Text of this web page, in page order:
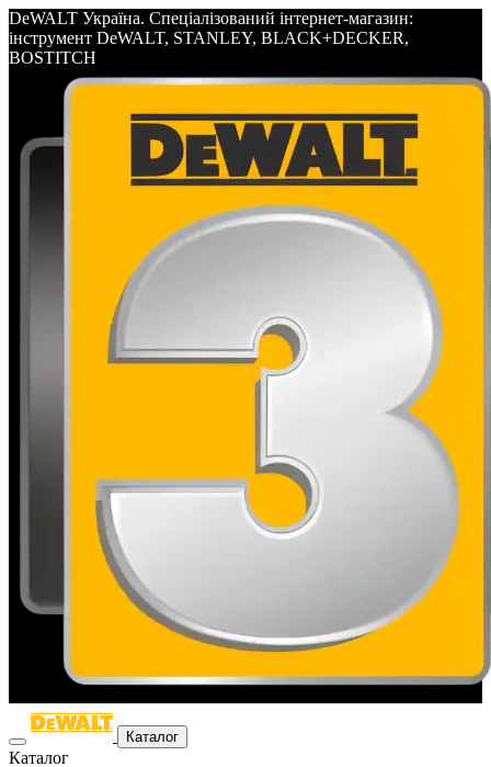
DeWALT Україна. Спеціалізований інтернет-магазин:
інструмент DeWALT, STANLEY, BLACK+DECKER,
BOSTITCH
Каталог
Каталог